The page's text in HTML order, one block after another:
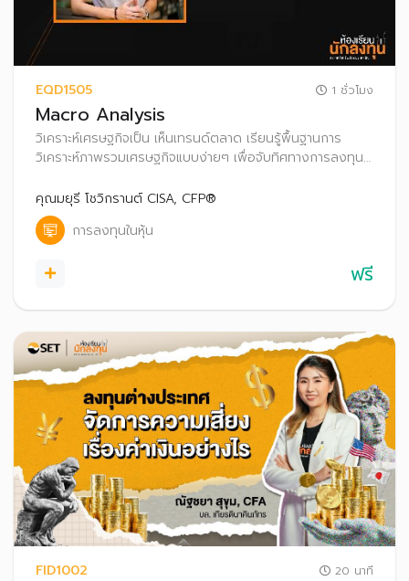
EQD1505 1 ชั่วโมง
Macro Analysis
วิเคราะห์เศรษฐกิจเป็น เห็นเทรนด์ตลาด เรียนรู้พื้นฐานการ
วิเคราะห์ภาพรวมเศรษฐกิจแบบง่ายๆ เพื่อจับทิศทางการลงทุน
คุณมยุรี โชวิกรานต์ CISA, CFP®
การลงทุนในหุ้น
ฟรี
FID1002 20 นาที